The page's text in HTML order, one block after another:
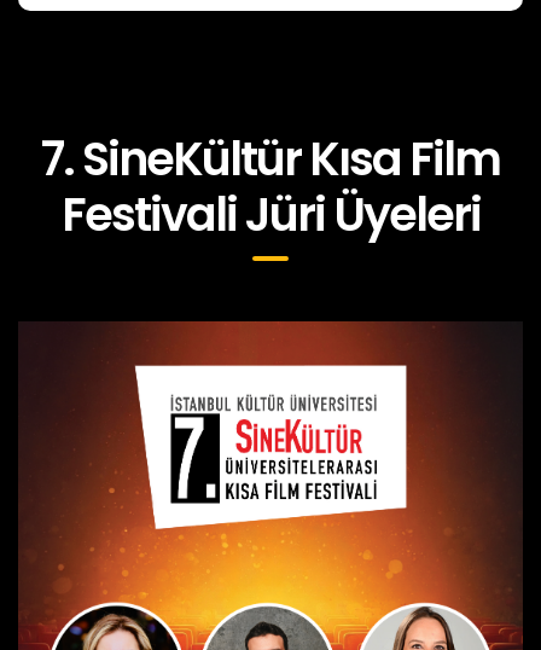
7. SineKültür Kısa Film
Festivali Jüri Üyeleri